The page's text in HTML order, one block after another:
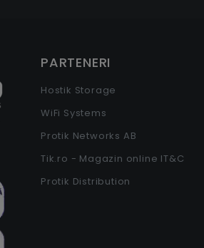
PARTENERI
Hostik Storage
WiFi Systems
Protik Networks AB
Tik.ro - Magazin online IT&C
Protik Distribution